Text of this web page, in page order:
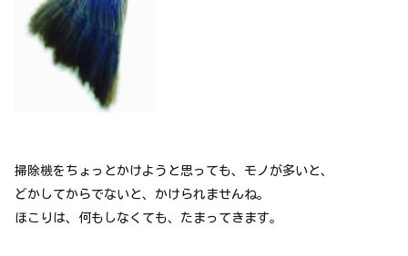
掃除機をちょっとかけようと思っても、モノが多いと、
どかしてからでないと、かけられませんね。
ほこりは、何もしなくても、たまってきます。